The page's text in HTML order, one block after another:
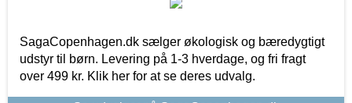
SagaCopenhagen.dk sælger økologisk og bæredygtigt
udstyr til børn. Levering på 1-3 hverdage, og fri fragt
over 499 kr. Klik her for at se deres udvalg.